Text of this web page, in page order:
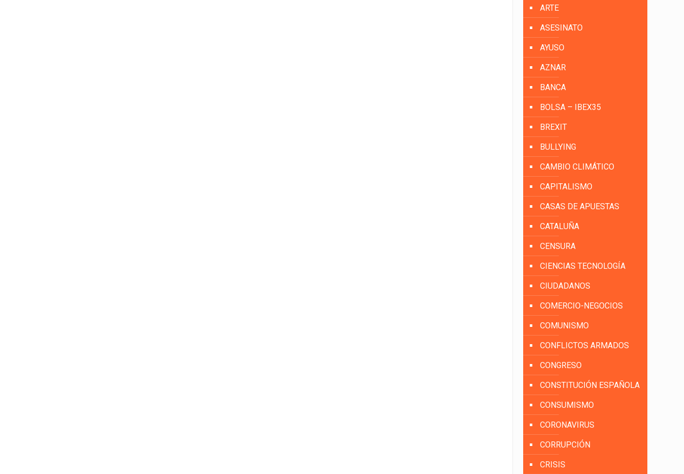
ARTE
ASESINATO
AYUSO
AZNAR
BANCA
BOLSA – IBEX35
BREXIT
BULLYING
CAMBIO CLIMÁTICO
CAPITALISMO
CASAS DE APUESTAS
CATALUÑA
CENSURA
CIENCIAS TECNOLOGÍA
CIUDADANOS
COMERCIO-NEGOCIOS
COMUNISMO
CONFLICTOS ARMADOS
CONGRESO
CONSTITUCIÓN ESPAÑOLA
CONSUMISMO
CORONAVIRUS
CORRUPCIÓN
CRISIS